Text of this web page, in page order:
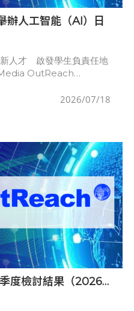
辦人工智能（AI）日
人才 啟發學生負責任地
2026/07/18
度檢討結果（2026
行業指數系列上半